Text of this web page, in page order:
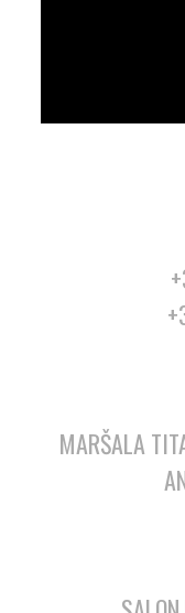
MARŠALA